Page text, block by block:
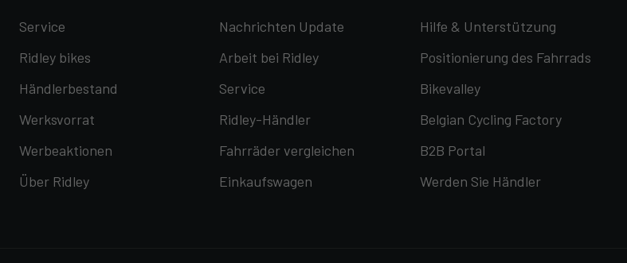
Service
Ridley bikes
Händlerbestand
Werksvorrat
Werbeaktionen
Über Ridley
Nachrichten Update
Arbeit bei Ridley
Service
Ridley-Händler
Fahrräder vergleichen
Einkaufswagen
Hilfe & Unterstützung
Positionierung des Fahrrads
Bikevalley
Belgian Cycling Factory
B2B Portal
Werden Sie Händler